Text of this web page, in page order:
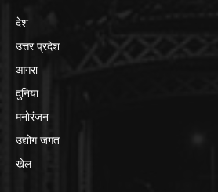
देश
उत्तर प्रदेश
आगरा
दुनिया
मनोरंजन
उद्योग जगत
खेल